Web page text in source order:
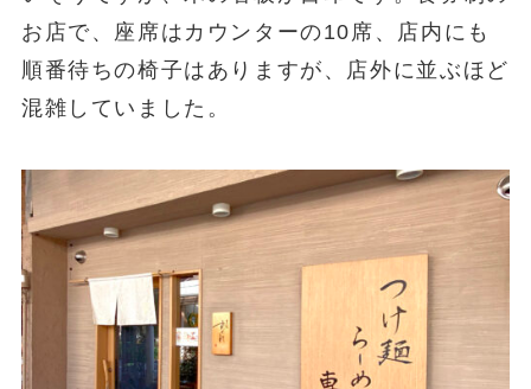
お店で、座席はカウンターの10席、店内にも
順番待ちの椅子はありますが、店外に並ぶほど
混雑していました。